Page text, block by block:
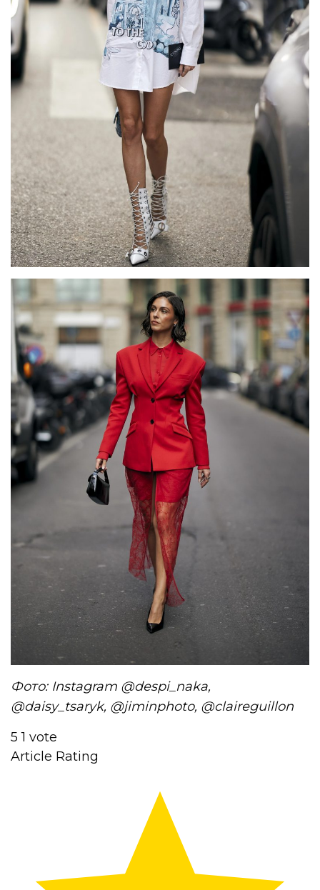
Фото: Instagram @despi_naka,
@daisy_tsaryk, @jiminphoto, @claireguillon
5 1 vote
Article Rating